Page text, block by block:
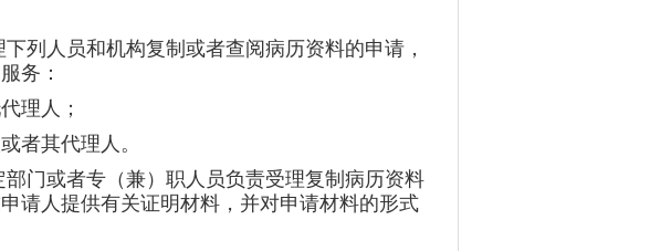
列人员和机构复制或者查阅病历资料的申请，
务：
理人；
者其代理人。
门或者专（兼）职人员负责受理复制病历资料
请人提供有关证明材料，并对申请材料的形式